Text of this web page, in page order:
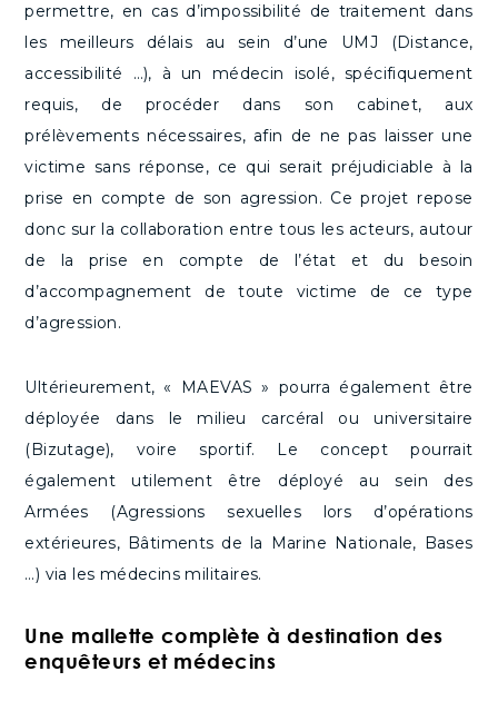
permettre, en cas d’impossibilité de traitement dans
les meilleurs délais au sein d’une UMJ (Distance,
accessibilité …), à un médecin isolé, spécifiquement
requis, de procéder dans son cabinet, aux
prélèvements nécessaires, afin de ne pas laisser une
victime sans réponse, ce qui serait préjudiciable à la
prise en compte de son agression. Ce projet repose
donc sur la collaboration entre tous les acteurs, autour
de la prise en compte de l’état et du besoin
d’accompagnement de toute victime de ce type
d’agression.
Ultérieurement, « MAEVAS » pourra également être
déployée dans le milieu carcéral ou universitaire
(Bizutage), voire sportif. Le concept pourrait
également utilement être déployé au sein des
Armées (Agressions sexuelles lors d’opérations
extérieures, Bâtiments de la Marine Nationale, Bases
…) via les médecins militaires.
Une mallette complète à destination des
enquêteurs et médecins